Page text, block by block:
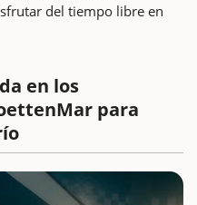
del tiempo libre en
en los
para